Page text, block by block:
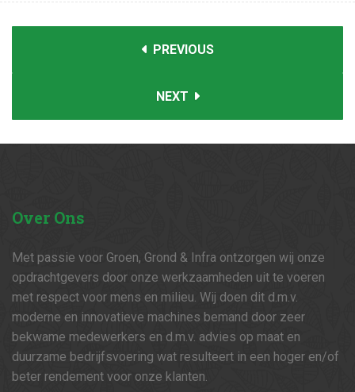
PREVIOUS
NEXT
Over Ons
Met passie voor Groen, Grond & Infra ontzorgen wij onze
opdrachtgevers door onze werkzaamheden uit te voeren
met respect voor mens en milieu. Wij doen dit d.m.v.
moderne en innovatieve machines bemand door zeer
bekwame medewerkers en d.m.v. advies op maat en
duurzame bedrijfsvoering wat resulteert in een hoger en/of
beter rendement voor onze klanten.